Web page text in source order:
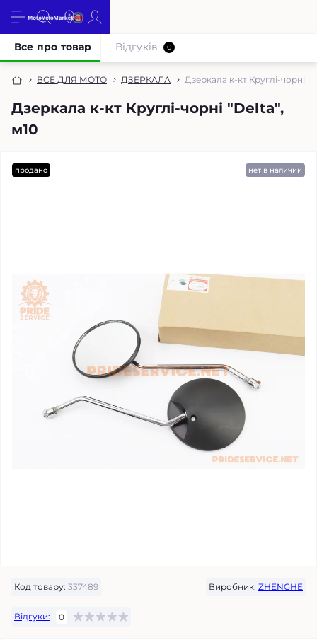
ВСЕ ДЛЯ МОТО ДЗЕРКАЛА Дзеркала к-кт Круглі-чорні
Дзеркала к-кт Круглі-чорні "Delta",
м10
Все про товар Відгуків 0
продано нет в наличии
Код товару: 337489 Виробник: ZHENGHE
Відгуки: 0